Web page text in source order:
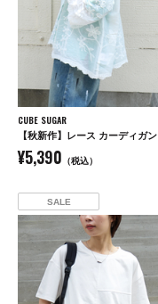
CUBE SUGAR
【秋新作】レース カーディガン
¥5,390 （税込）
SALE